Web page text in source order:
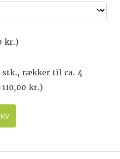
kr.)
stk., rækker til ca. 4
110,00 kr.)